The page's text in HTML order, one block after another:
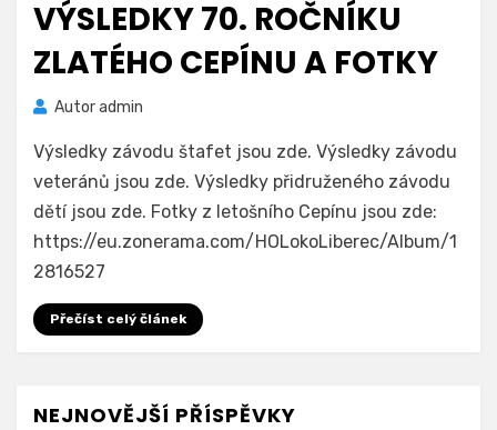
VÝSLEDKY 70. ROČNÍKU
ZLATÉHO CEPÍNU A FOTKY
Autoradmin
Výsledky závodu štafet jsou zde. Výsledky závodu
veteránů jsou zde. Výsledky přidruženého závodu
dětí jsou zde. Fotky z letošního Cepínu jsou zde:
https://eu.zonerama.com/HOLokoLiberec/Album/1
2816527
Přečíst celý článek
NEJNOVĚJŠÍ PŘÍSPĚVKY